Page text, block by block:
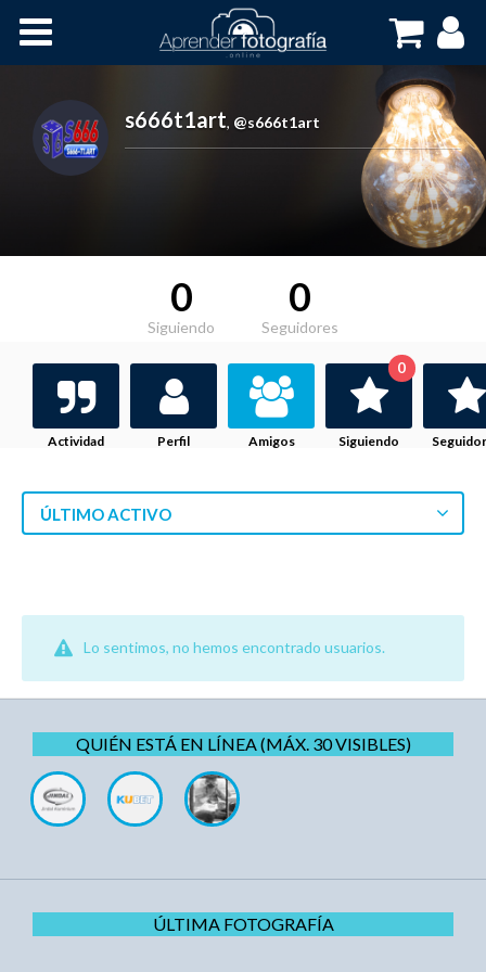
Cursos OnLine
s666t1art, @s666t1art
0
Siguiendo
0
Seguidores
Actividad Perfil Amigos Siguiendo
0
ÚLTIMO ACTIVO
Lo sentimos, no hemos encontrado usuarios.
QUIÉN ESTÁ EN LÍNEA (MÁX. 30 VISIBLES)
ÚLTIMA FOTOGRAFÍA